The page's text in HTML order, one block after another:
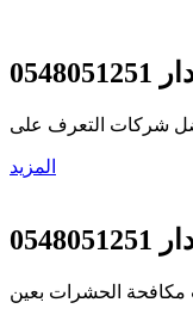
شركات التعرف على
المزيد
الحشرات بعين